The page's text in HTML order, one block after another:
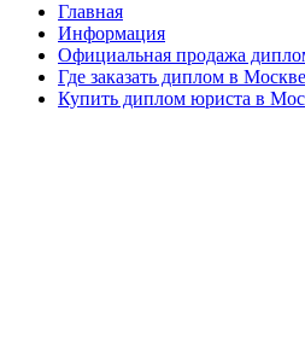
Главная
Информация
Официальная продажа
Где заказать диплом в Москве
Купить диплом юриста в